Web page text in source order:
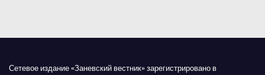
Сетевое издание «Заневский вестник» зарегистрировано в